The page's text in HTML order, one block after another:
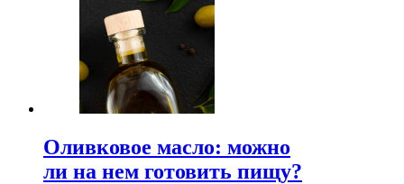
Оливковое масло: можно
ли на нем готовить пищу?